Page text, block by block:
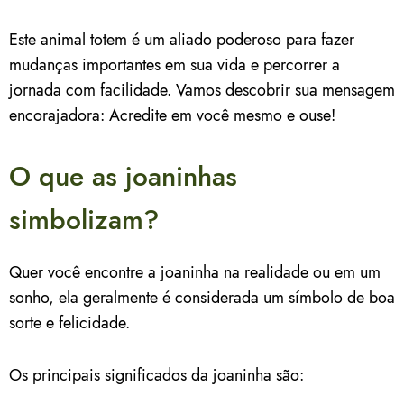
Este animal totem é um aliado poderoso para fazer
mudanças importantes em sua vida e percorrer a
jornada com facilidade. Vamos descobrir sua mensagem
encorajadora: Acredite em você mesmo e ouse!
O que as joaninhas
simbolizam?
Quer você encontre a joaninha na realidade ou em um
sonho, ela geralmente é considerada um símbolo de boa
sorte e felicidade.
Os principais significados da joaninha são: